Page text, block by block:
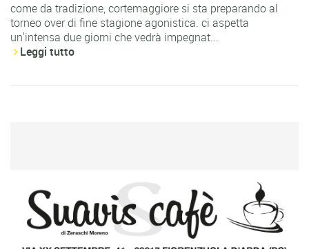
come da tradizione, cortemaggiore si sta preparando al
torneo over di fine stagione agonistica. ci aspetta
un'intensa due giorni che vedrà impegnat...
Leggi tutto